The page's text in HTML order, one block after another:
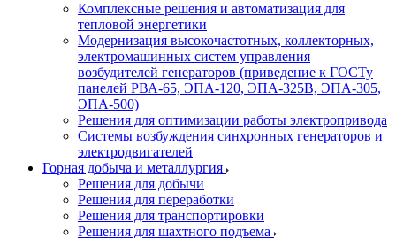
Комплексные решения и автоматизация для
тепловой энергетики
Модернизация высокочастотных, коллекторных,
электромашинных систем управления
возбудителей генераторов (приведение к ГОСТу
панелей РВА-65, ЭПА-120, ЭПА-325В, ЭПА-305,
ЭПА-500)
Решения для оптимизации работы электропривода
Системы возбуждения синхронных генераторов и
электродвигателей
Горная добыча и металлургия
Решения для добычи
Решения для переработки
Решения для транспортировки
Решения для шахтного подъема